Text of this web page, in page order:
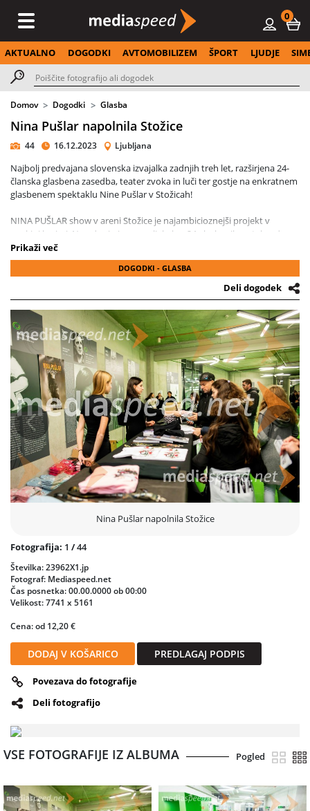
0
AKTUALNO DOGODKI AVTOMOBILIZEM ŠPORT LJUDJE
Domov Dogodki Glasba
Nina Pušlar napolnila Stožice
44 16.12.2023 Ljubljana
Najbolj predvajana slovenska izvajalka zadnjih treh let, razširjena 24-
članska glasbena zasedba, teater zvoka in luči ter gostje na enkratnem
glasbenem spektaklu Nine Pušlar v Stožicah!
NINA PUŠLAR show v areni Stožice je najambicioznejši projekt v
pevkini karieri. Na odru jo je spremljalo kar 24 glasbenikov, tako, da
smo hite, kot so To mi je všeč, Svet je tvoj, Lepa si, Poljub na klopci,
Svet na dlani, Tople oči, Nina Nina Nina, Malo, malo … spoznali v novih
preoblekah. Vse skupaj se je odvijalo v najlepšem času v letu, ki je
poseben tudi za gostiteljico. V Stožicah je namreč nazdravila 18.
rojstnemu dnevu svoje prve uspešnice Ni ona in zmagi na Bitki
talentov.
Prikaži več
DOGODKI - GLASBA
Deli dogodek
Nina Pušlar napolnila Stožice
Prejšnja
Fotografija: 1 /44
Številka: 23962X1.jp
Fotograf: Mediaspeed.net
Čas posnetka: 00.00.0000 ob 00:00
Velikost: 7741 x 5161
Cena: od 12,20 €
DODAJ V KOŠARICO PREDLAGAJ PODPIS
Povezava do fotografije
Deli fotografijo
VSE FOTOGRAFIJE IZ ALBUMA Pogled